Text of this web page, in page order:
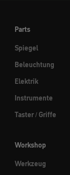
Parts
Spiegel
Beleuchtung
Elektrik
Instrumente
Taster / Griffe
Workshop
Werkzeug